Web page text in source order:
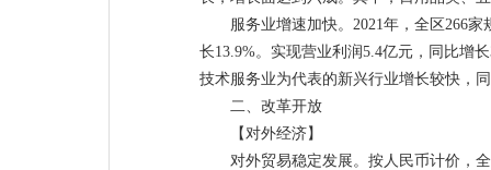
服务业增速加快。2021年，全区266
长13.9%。实现营业利润5.4亿元，同比增
技术服务业为代表的新兴行业增长较快，
二、改革开放
【对外经济】
对外贸易稳定发展。按人民币计价，